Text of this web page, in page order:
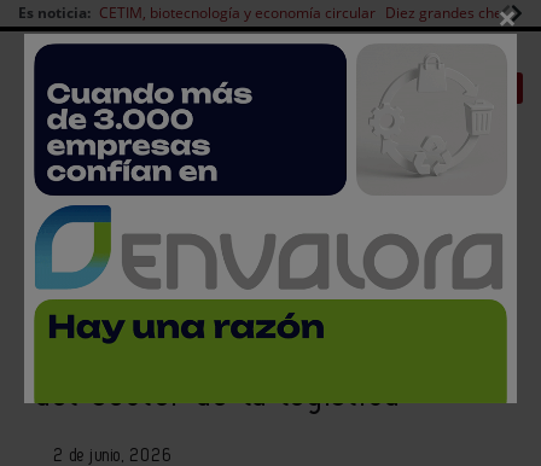
Es noticia: CETIM, biotecnología y economía circular Diez grandes chefs
Redes Sociales
Es noticia
| CANAL EMPLEO Login empresas Registro
Cuenta atrás para el SIL 2026:
mañana empieza la gran cita
del sector de la logística
2 de junio, 2026
×